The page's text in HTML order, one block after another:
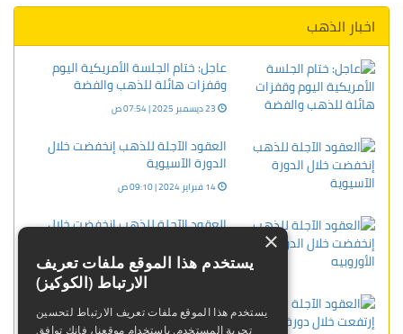
اخبار الذهب
عاجل: ختام الجلسة الأمريكية اليوم
وقفزات هائلة للذهب والفضة
العقود الآجلة للذهب إنخفضت خلال
الدورة الآسيوية
العقود الآجلة للذهب إنخفضت خلال
10 أبريل 2024 | 09:12 م
العقود الآجلة للذهب إرتفعت خلال
دورة الولايات المتحدة
×
يستخدم هذا الموقع ملفات تعريف
الارتباط (الكوكيز)
يستخدم هذا الموقع ملفات تعريف الارتباط لتحسين
تجربة المستخدم. باستخدام موقعنا، فإنك توافق